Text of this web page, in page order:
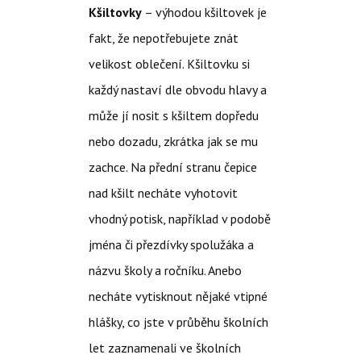
Kšiltovky– výhodou kšiltovek je
fakt, že nepotřebujete znát
velikost oblečení. Kšiltovku si
každý nastaví dle obvodu hlavy a
může jí nosit s kšiltem dopředu
nebo dozadu, zkrátka jak se mu
zachce. Na přední stranu čepice
nad kšilt necháte vyhotovit
vhodný potisk, například v podobě
jména či přezdívky spolužáka a
názvu školy a ročníku. Anebo
necháte vytisknout nějaké vtipné
hlášky, co jste v průběhu školních
let zaznamenali ve školních